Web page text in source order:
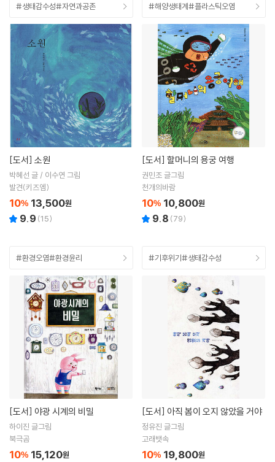
#생태감수성#자연과공존
[도서] 소원
박혜선 글 / 이수연 그림
발견(키즈엠)
10% 13,500원
9.9 (15)
#해양생태계#플라스틱오염
[도서] 할머니의 용궁 여행
권민조 글그림
천개의바람
10% 10,800원
9.8 (79)
#환경오염#환경윤리
[도서] 야광 시계의 비밀
하이진 글그림
북극곰
10% 15,120원
#기후위기#생태감수성
[도서] 아직 봄이 오지 않았을 거야
정유진 글그림
고래뱃속
10% 19,800원